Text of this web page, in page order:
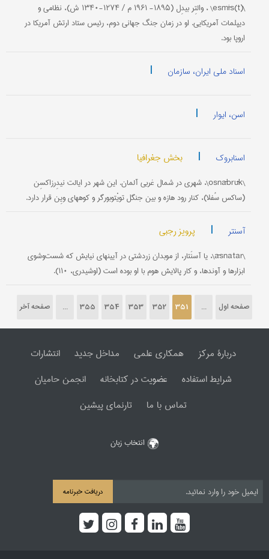
\(esmīs(t\ ، والتِر بیدِل (۱۸۹۵- ۱۹۶۱ م / ۱۲۷۴-۱۳۴۰ ش)، نظامی و
دیپلمات آمریکایی. او در زمان جنگ جهانی دوم، رئیس ستاد ارتش آمریکا در
اروپا بود.
اسناد ملی ایران، سازمان |
اسن، ایوار |
اسنابروک | بخش جغرافیا
\osnābrūk\، شهری در شمال غربی آلمان. این شهر در ایالت نیدِرزاکسِن
(ساکس سُفلا)، کنار رود هازه و بین جنگل تویْتوبورگر و کوههای ویِن قرار دارد.
آسنتر | پرویز رجبی
\āsnatar\، یا آسنَتار، از موبدان زردشتی در آیینهای نیایش که شست‌و‌شوی
ابزارها و آوندها، و کار پالایش هوم با او بوده است (اوشیدری، ۱۱۰).
صفحه اول ...
351
352
353
354
355
... صفحه آخر
دربارۀ مرکز همکاری علمی مداخل جدید
انتشارات
شرایط استفاده
عضویت در کتابخانه
انجمن حامیان
تماس با ما
تارنمای پیشین
انتخاب زبان
دریافت خبرنامه